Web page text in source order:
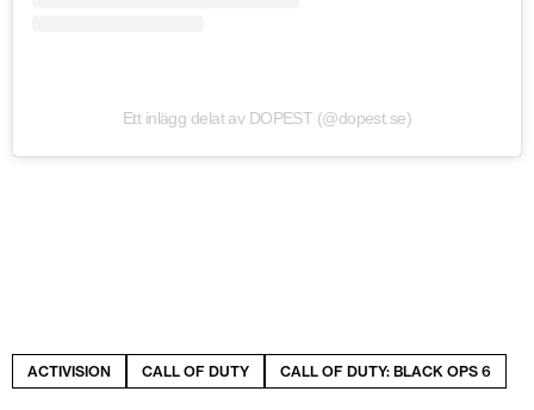
Ett inlägg delat av DOPEST (@dopest.se)
ACTIVISION CALL OF DUTY CALL OF DUTY: BLACK OPS 6